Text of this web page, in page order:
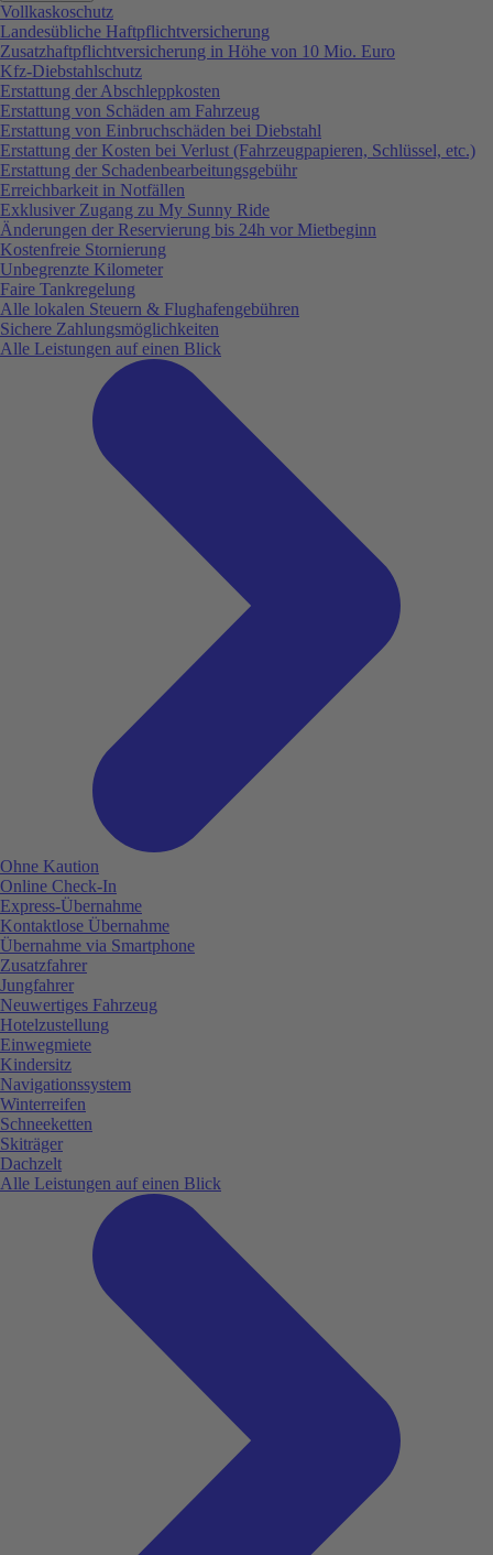
Vollkaskoschutz
Landesübliche Haftpflichtversicherung
Zusatzhaftpflichtversicherung in Höhe von 10 Mio. Euro
Kfz-Diebstahlschutz
Erstattung der Abschleppkosten
Erstattung von Schäden am Fahrzeug
Erstattung von Einbruchschäden bei Diebstahl
Erstattung der Kosten bei Verlust (Fahrzeugpapieren, Schlüssel, etc.)
Erstattung der Schadenbearbeitungsgebühr
Erreichbarkeit in Notfällen
Exklusiver Zugang zu My Sunny Ride
Änderungen der Reservierung bis 24h vor Mietbeginn
Kostenfreie Stornierung
Unbegrenzte Kilometer
Faire Tankregelung
Alle lokalen Steuern & Flughafengebühren
Sichere Zahlungsmöglichkeiten
Alle Leistungen auf einen Blick
Ohne Kaution
Online Check-In
Express-Übernahme
Kontaktlose Übernahme
Übernahme via Smartphone
Zusatzfahrer
Jungfahrer
Neuwertiges Fahrzeug
Hotelzustellung
Einwegmiete
Kindersitz
Navigationssystem
Winterreifen
Schneeketten
Skiträger
Dachzelt
Alle Leistungen auf einen Blick